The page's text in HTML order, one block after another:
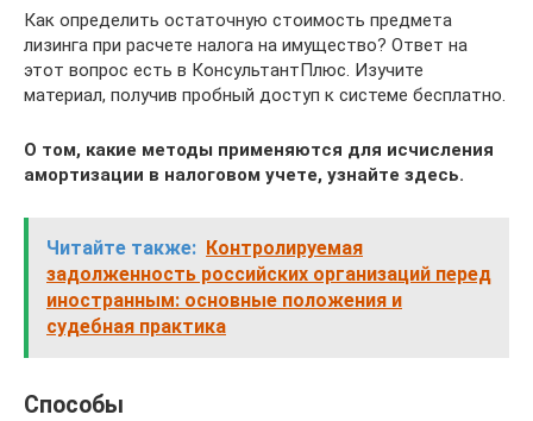
Как определить остаточную стоимость предмета
лизинга при расчете налога на имущество? Ответ на
этот вопрос есть в КонсультантПлюс. Изучите
материал, получив пробный доступ к системе бесплатно.
О том, какие методы применяются для исчисления
амортизации в налоговом учете, узнайте здесь.
Читайте также: Контролируемая
задолженность российских организаций перед
иностранным: основные положения и
судебная практика
Способы